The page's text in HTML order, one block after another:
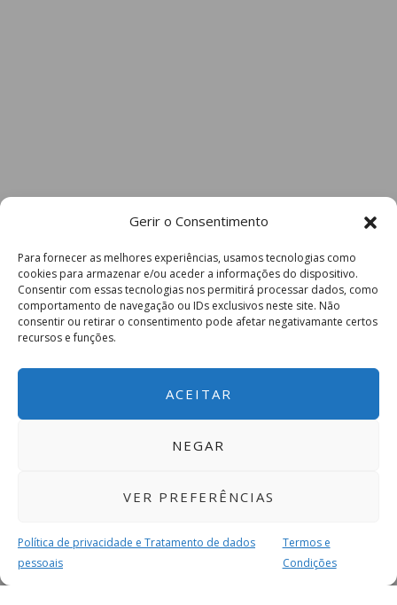
Gerir o Consentimento
Para fornecer as melhores experiências, usamos tecnologias como
cookies para armazenar e/ou aceder a informações do dispositivo.
Consentir com essas tecnologias nos permitirá processar dados, como
comportamento de navegação ou IDs exclusivos neste site. Não
consentir ou retirar o consentimento pode afetar negativamante certos
recursos e funções.
ACEITAR
NEGAR
VER PREFERÊNCIAS
Política de privacidade e Tratamento de dados
pessoais
Termos e
Condições